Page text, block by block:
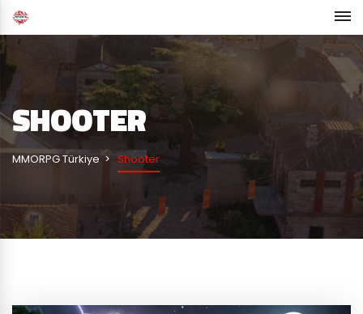
SHOOTER
MMORPG Türkiye Shooter